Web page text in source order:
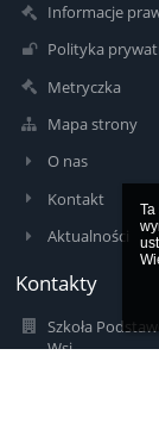
Informacje
Polityka
Metryczka
Mapa strony
O nas
Kontakt
Aktualności
Kontakty
Szkoła
Wsi